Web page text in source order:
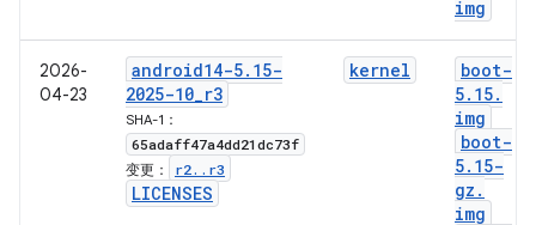
img
2026-
04-23
android14-5. 15-
2025-10_r3
SHA-1：
65adaff47a4dd21dc73f
变更： r2. . r3
LICENSES
kernel
boot-
5. 15.
img
boot-
5. 15-
gz .
img